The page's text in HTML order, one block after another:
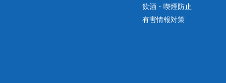
飲酒・喫煙防止
有害情報対策